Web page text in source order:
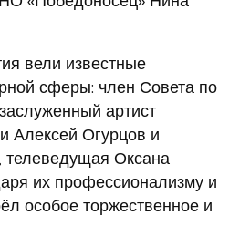
вели известные
сферы: член Совета по
артист
Алексей Огурцов и
телеведущая Оксана
их профессионализму и
особое торжественное и